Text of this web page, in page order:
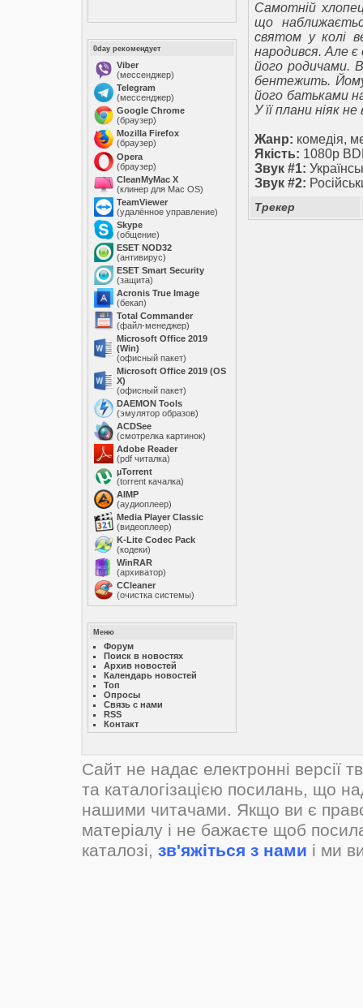
0day рекомендует
Viber
(мессенджер)
Telegram
(мессенджер)
Google Chrome
(браузер)
Mozilla Firefox
(браузер)
Opera
(браузер)
CleanMyMac X
(клинер для Mac OS)
TeamViewer
(удалённое управление)
Skype
(общение)
ESET NOD32
(антивирус)
ESET Smart Security
(защита)
Acronis True Image
(бекап)
Total Commander
(файл-менеджер)
Microsoft Office 2019
(Win)
(офисный пакет)
Microsoft Office 2019 (OS
X)
(офисный пакет)
DAEMON Tools
(эмулятор образов)
ACDSee
(смотрелка картинок)
Adobe Reader
(pdf читалка)
µTorrent
(torrent качалка)
AIMP
(аудиоплеер)
Media Player Classic
(видеоплеер)
K-Lite Codec Pack
(кодеки)
WinRAR
(архиватор)
ССleaner
(очистка системы)
Меню
Форум
Поиск в новостях
Архив новостей
Календарь новостей
Топ
Опросы
Связь с нами
RSS
Контакт
Самотній
що
святом у колі
народився. Але
його родичами.
бентежить.
його батьками
У її плани ніяк
Жанр: комедія,
Якість: 1080p
Звук #1:
Звук #2:
Трекер
Сайт не надає електронні версії
та каталогізацією посилань, що
нашими читачами. Якщо ви є
матеріалу і не бажаєте щоб
каталозі, зв'яжіться з нами і ми